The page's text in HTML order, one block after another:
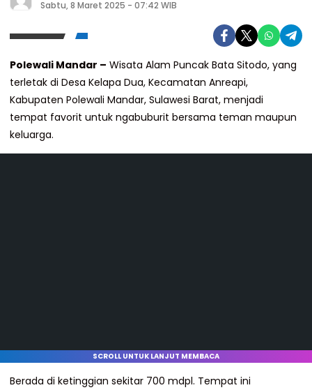
Sabtu, 8 Maret 2025 - 07:42 WIB
Polewali Mandar – Wisata Alam Puncak Bata Sitodo, yang
terletak di Desa Kelapa Dua, Kecamatan Anreapi,
Kabupaten Polewali Mandar, Sulawesi Barat, menjadi
tempat favorit untuk ngabuburit bersama teman maupun
keluarga.
SCROLL UNTUK LANJUT MEMBACA
Berada di ketinggian sekitar 700 mdpl. Tempat ini